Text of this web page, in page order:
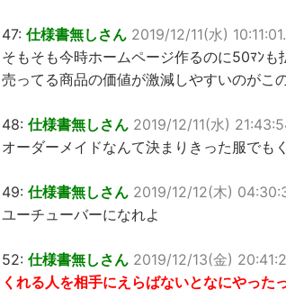
47: 仕様書無しさん 2019/12/11(水)
そもそも今時ホームページ作るのに50ﾏﾝも
売ってる商品の価値が激減しやすいのがこ
48: 仕様書無しさん 2019/12/11(水)
オーダーメイドなんて決まりきった服でも
49: 仕様書無しさん 2019/12/12(木)
ユーチューバーになれよ
52: 仕様書無しさん 2019/12/13(金)
くれる人を相手にえらばないとなにやった